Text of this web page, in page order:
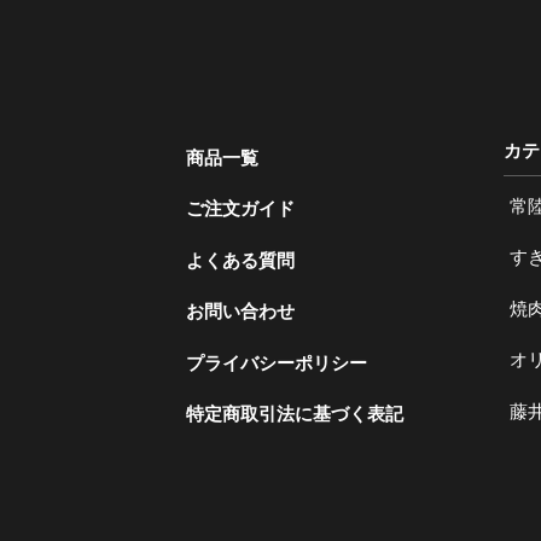
商品一覧
ご注文ガイド
よくある質問
お問い合わせ
プライバシーポリシー
特定商取引法に基づく表記
カ
常
す
焼
オ
藤